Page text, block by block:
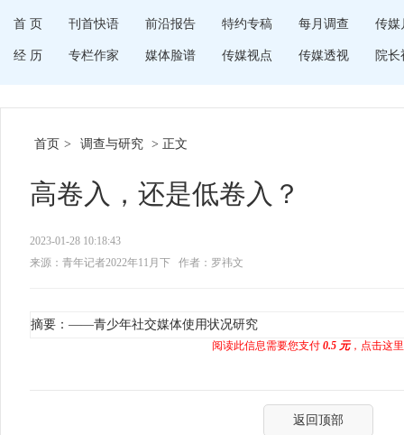
首 页 刊首快语 前沿报告 特约专稿 每月调查 传媒
经 历 专栏作家 媒体脸谱 传媒视点 传媒透视 院长
首页 > 调查与研究 > 正文
高卷入，还是低卷入？
2023-01-28 10:18:43
来源：青年记者2022年11月下
作者：罗祎文
摘要：——青少年社交媒体使用状况研究
阅读此信息需要您支付 0.5 元，点击这
返回顶部